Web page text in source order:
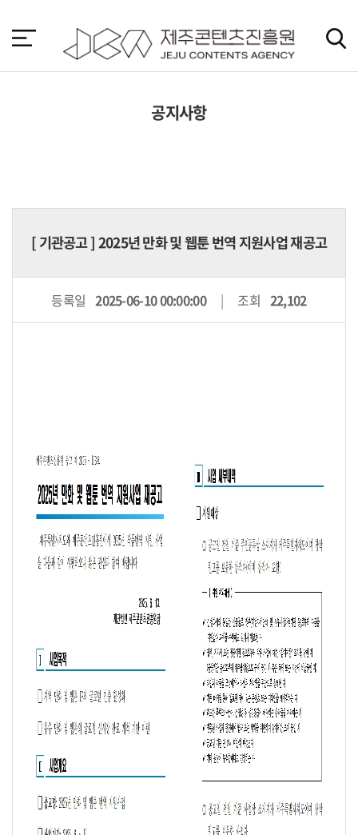
바
가
공지사항
[기관공고] 2025년 만화 및 웹툰 번역 지원사업 재공고
등록일 2025-06-10 00:00:00 조회 22,102